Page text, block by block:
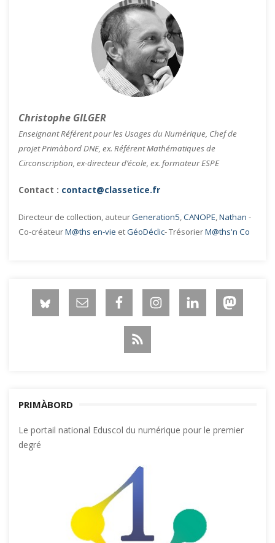
Christophe GILGER
Enseignant Référent pour les Usages du Numérique, Chef de
projet Primàbord DNE, ex. Référent Mathématiques de
Circonscription, ex-directeur d’école, ex. formateur ESPE
Contact : contact@classetice.fr
Directeur de collection, auteurGeneration5,CANOPE,Nathan -
Co-créateurM@ths en-vie etGéoDéclic- TrésorierM@ths'n Co
PRIMÀBORD
Le portail national Eduscol du numérique pour le premier
degré